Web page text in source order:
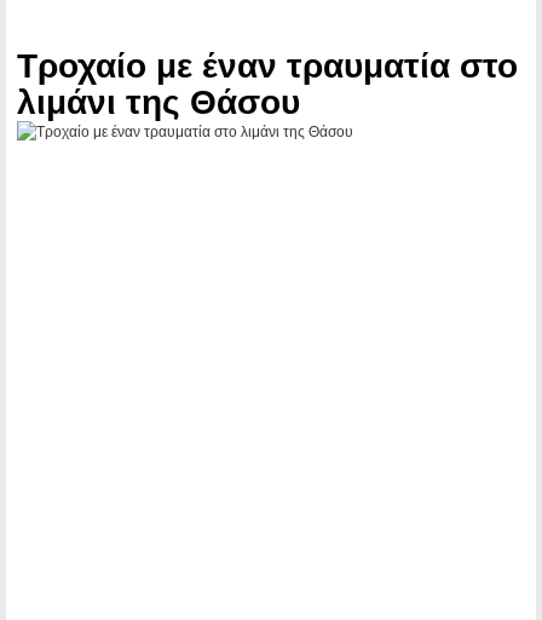
Τροχαίο με έναν τραυματία στο
λιμάνι της Θάσου